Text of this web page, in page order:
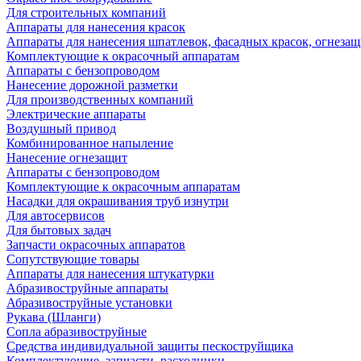
Для строительных компаний
Аппараты для нанесения красок
Аппараты для нанесения шпатлевок, фасадных красок,
Комплектующие к окрасочный аппаратам
Аппараты с бензопроводом
Нанесение дорожной разметки
Для производственных компаний
Электрические аппараты
Воздушный привод
Комбинированное напыление
Нанесение огнезащит
Аппараты с бензопроводом
Комплектующие к окрасочным аппаратам
Насадки для окрашивания труб изнутри
Для автосервисов
Для бытовых задач
Запчасти окрасочных аппаратов
Сопутствующие товары
Аппараты для нанесения штукатурки
Aбразивоструйные аппараты
Абразивоструйные установки
Рукава (Шланги)
Сопла абразивоструйные
Средства индивидуальной защиты пескоструйщика